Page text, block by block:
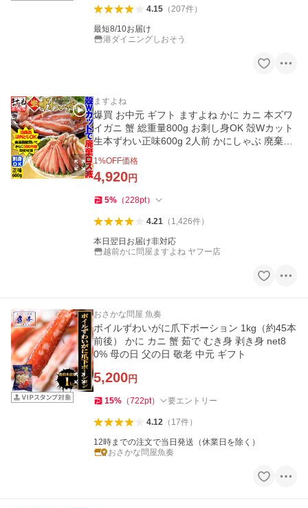
4.15（207件）
最短8/10お届け
港ダイニングしおそう
ますよね
爆買 お中元 ギフト ますよね かに カニ 本ズワ
イガニ 蟹 総重量800g お刺し身OK 殻Wカット
生本ずわい正味600g 2人前 かにしゃぶ 廃棄ロ
1%OFF価格
4,920円
5% （228pt）
4.21（ 1,426件）
本日翌日お届け非対応
越前かに問屋ますよね ヤフー店
おさかな問屋 魚奏
ボイルずわいがに爪下ポーション 1kg（約45本
前後） かに カニ 蟹 茹で むき身 剥き身 net8
0% 母の日 父の日 敬老 中元 ギフト
5,200円
15% （722pt） 要エントリー
4.12（ 17件）
12時までの注文で当日発送（休業日を除く）
おさかな問屋魚奏